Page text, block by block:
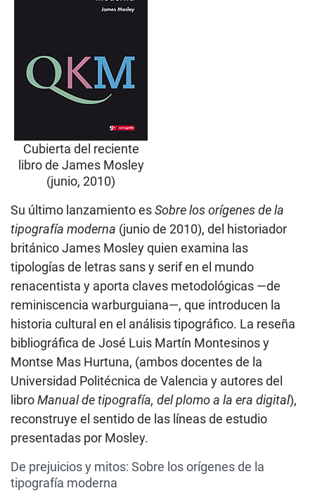
Cubierta del reciente
libro de James Mosley
(junio, 2010)
Su último lanzamiento esSobre los orígenes de la
tipografía moderna (junio de 2010), del historiador
británico James Mosley quien examina las
tipologías de letras sans y serif en el mundo
renacentista y aporta claves metodológicas —de
reminiscencia warburguiana—, que introducen la
historia cultural en el análisis tipográfico. La reseña
bibliográfica de José Luis Martín Montesinos y
Montse Mas Hurtuna, (ambos docentes de la
Universidad Politécnica de Valencia y autores del
libroManual de tipografía, del plomo a la era digital),
reconstruye el sentido de las líneas de estudio
presentadas por Mosley.
De prejuicios y mitos: Sobre los orígenes de la
tipografía moderna